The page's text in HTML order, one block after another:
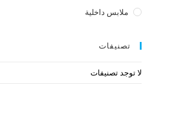
ملابس داخلية
تصنيفات
لا توجد تصنيفات